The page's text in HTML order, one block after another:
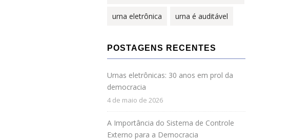
urna eletrônica urna é auditável
POSTAGENS RECENTES
Urnas eletrônicas: 30 anos em prol da
democracia
4 de maio de 2026
A Importância do Sistema de Controle
Externo para a Democracia